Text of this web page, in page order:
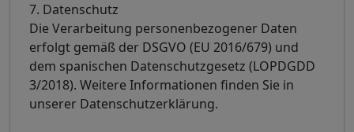
7. Datenschutz
Die Verarbeitung personenbezogener Daten
erfolgt gemäß der DSGVO (EU 2016/679) und
dem spanischen Datenschutzgesetz (LOPDGDD
3/2018). Weitere Informationen finden Sie in
unserer Datenschutzerklärung.